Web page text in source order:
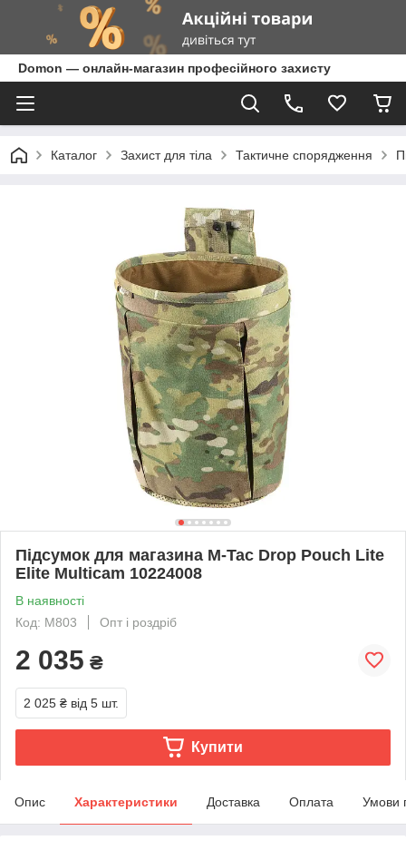
Domon — онлайн-магазин професійного захисту
Каталог Захист для тіла Тактичне спорядження
Підсумок для магазина M-Tac Drop Pouch Lite
Elite Multicam 10224008
В наявності
Код: M803
Опт і роздріб
2 035 ₴
2 025 ₴ від 5 шт.
Купити
Опис Характеристики Доставка Оплата Умови